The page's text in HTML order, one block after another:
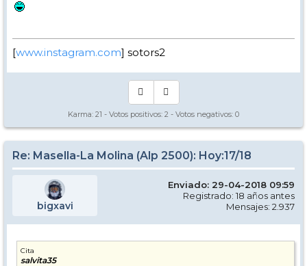
[www.instagram.com] sotors2
Karma: 21 - Votos positivos: 2 - Votos negativos: 0
Re: Masella-La Molina (Alp 2500): Hoy:17/18
bigxavi
Enviado: 29-04-2018 09:59
Registrado: 18 años antes
Mensajes: 2.937
Cita
salvita35